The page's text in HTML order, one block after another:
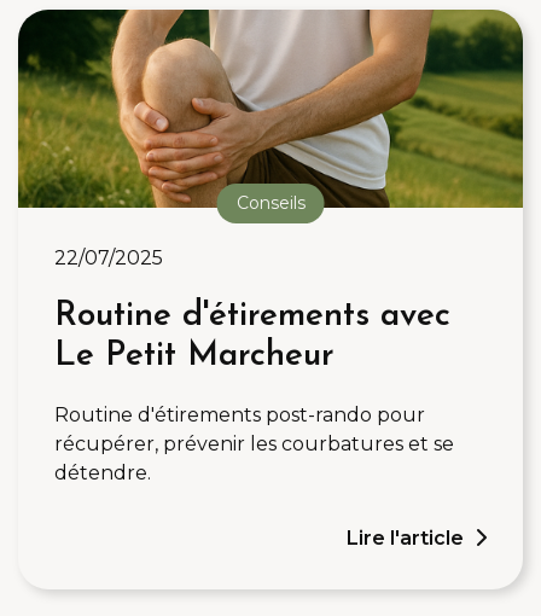
Conseils
22/07/2025
Routine d'étirements avec
Le Petit Marcheur
Routine d'étirements post-rando pour
récupérer, prévenir les courbatures et se
détendre.
Lire l'article